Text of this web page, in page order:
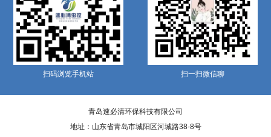
扫码浏览手机站 扫一扫微信聊
青岛速必清环保科技有限公司
地址：山东省青岛市城阳区河城路38-8号